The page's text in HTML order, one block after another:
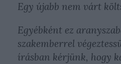
Egy újabb nem várt
Egyébként ez
szakemberrel
írásban kérjünk, hogy